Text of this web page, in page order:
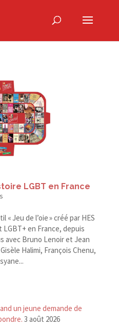
LGBT en France
« Jeu de l’oie » créé par HES
en France, depuis
avec Bruno Lenoir et Jean
Halimi, François Chenu,
un jeune demande de
3 août 2026